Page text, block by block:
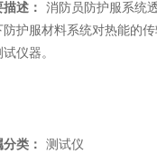
述：
消防员防护服系统
防护服材料系统对热能的
仪器。
类：
测试仪